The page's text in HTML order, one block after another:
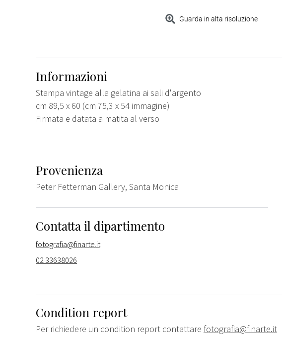
Guarda in alta risoluzione
Informazioni
Stampa vintage alla gelatina ai sali d'argento
cm 89,5 x 60 (cm 75,3 x 54 immagine)
Firmata e datata a matita al verso
Provenienza
Peter Fetterman Gallery, Santa Monica
Contatta il dipartimento
fotografia@finarte.it
02 33638026
Condition report
Per richiedere un condition report contattare fotografia@finarte.it